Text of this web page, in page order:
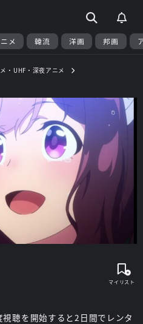
メ 韓流 洋画 邦画
・UHF・深夜アニメ
聴を開始すると2日間でレンタ